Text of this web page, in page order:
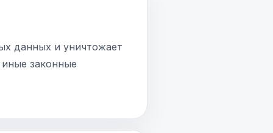
данных и уничтожает
законные